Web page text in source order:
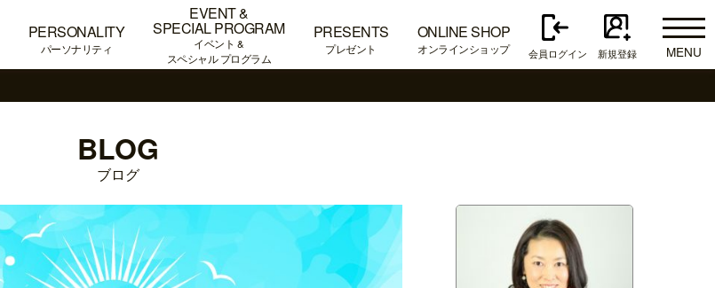
PERSONALITY
パーソナリティ
EVENT &
SPECIAL PROGRAM
イベント &
スペシャル プログラム
PRESENTS
プレゼント
ONLINE SHOP
オンラインショップ 会員ログイン 新規登録
MENU
BLOG
ブログ